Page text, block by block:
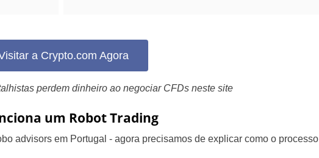
a Crypto.com Agora
perdem dinheiro ao negociar CFDs neste site
um Robot Trading
advisors em Portugal - agora precisamos de explicar como o processo